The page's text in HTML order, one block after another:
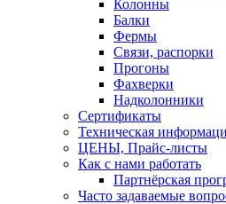
Колонны
Балки
Фермы
Связи, распорки
Прогоны
Фахверки
Надколонники
Сертификаты
Техническая
ЦЕНЫ, Прайс-листы
Как с нами работать
Партнёрская
Часто задаваемые